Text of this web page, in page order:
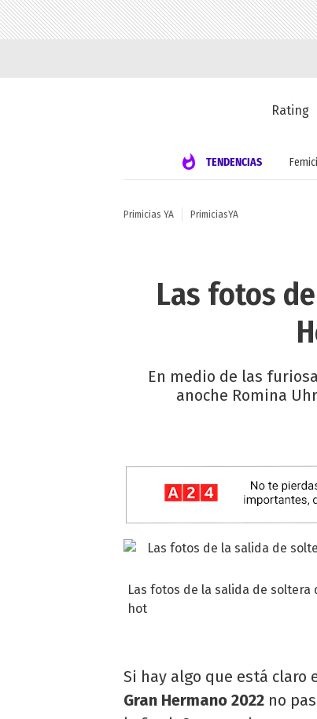
Rating
TENDENCIAS
Primicias YA PrimiciasYA
Las fotos
En medio de las
anoche Romina
Las fotos de la salida de
hot
Si hay algo que está claro
Gran Hermano 2022 no